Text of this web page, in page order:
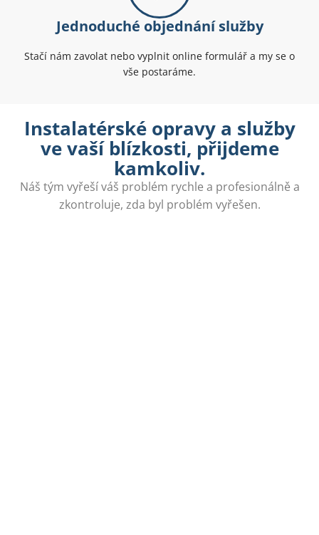
Jednoduché objednání služby
Stačí nám zavolat nebo vyplnit online formulář a my se o
vše postaráme.
Instalatérské opravy a služby
ve vaší blízkosti, přijdeme
kamkoliv.
Náš tým vyřeší váš problém rychle a profesionálně a
zkontroluje, zda byl problém vyřešen.